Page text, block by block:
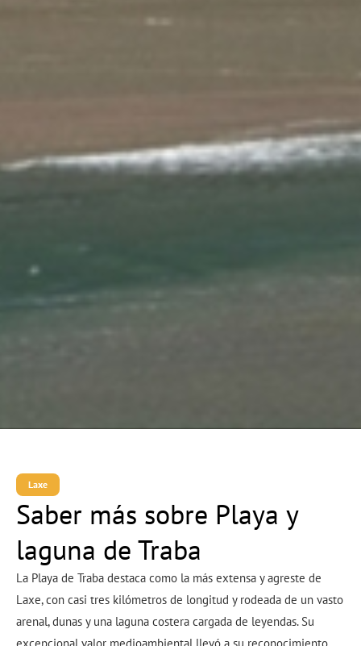
Laxe
Saber más sobre Playa y
laguna de Traba
La Playa de Traba destaca como la más extensa y agreste de
Laxe, con casi tres kilómetros de longitud y rodeada de un vasto
arenal, dunas y una laguna costera cargada de leyendas. Su